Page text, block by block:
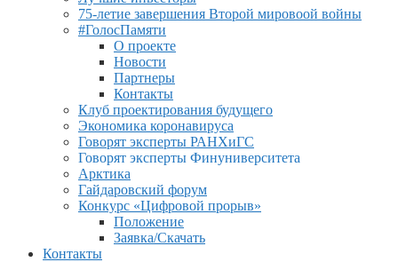
75-летие завершения Второй мировоой войны
#ГолосПамяти
О проекте
Новости
Партнеры
Контакты
Клуб проектирования будущего
Экономика коронавируса
Говорят эксперты РАНХиГС
Говорят эксперты Финуниверситета
Арктика
Гайдаровский форум
Конкурс «Цифровой прорыв»
Положение
Заявка/Скачать
Контакты